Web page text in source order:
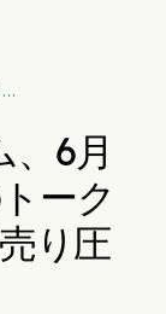
6月
ーク
り圧